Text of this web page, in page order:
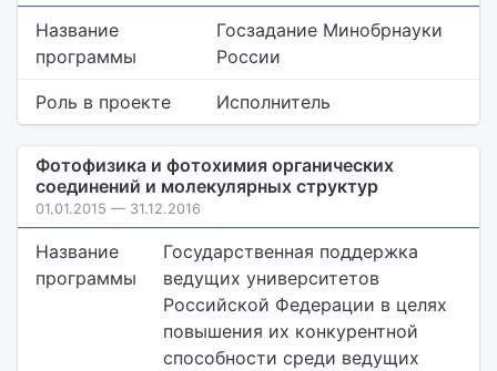
Название
программы
Госзадание Минобрнауки
России
Роль в проекте Исполнитель
Фотофизика и фотохимия органических
соединений и молекулярных структур
01.01.2015 — 31.12.2016
Название
программы
Государственная поддержка
ведущих университетов
Российской Федерации в целях
повышения их конкурентной
способности среди ведущих